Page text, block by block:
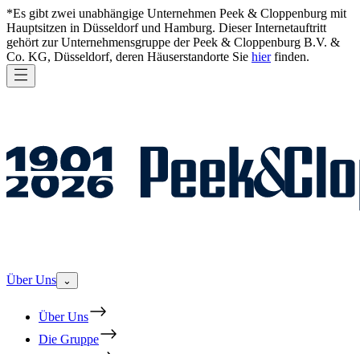
*Es gibt zwei unabhängige Unternehmen Peek & Cloppenburg mit
Hauptsitzen in Düsseldorf und Hamburg. Dieser Internetauftritt
gehört zur Unternehmensgruppe der Peek & Cloppenburg B.V. &
Co. KG, Düsseldorf, deren Häuserstandorte Sie hierfinden.
Über Uns ⌄
Über Uns
Die Gruppe